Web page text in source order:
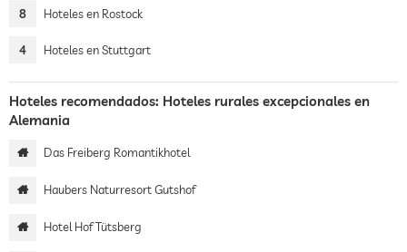
8 Hoteles en Rostock
4 Hoteles en Stuttgart
Hoteles recomendados: Hoteles rurales excepcionales en
Alemania
Das Freiberg Romantikhotel
Haubers Naturresort Gutshof
Hotel Hof Tütsberg